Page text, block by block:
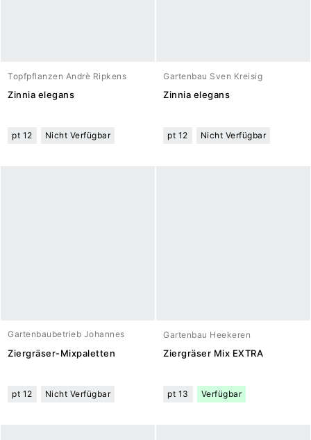
Topfpflanzen Andrè Ripkens
Zinnia elegans
pt 12 Nicht Verfügbar
Gartenbau Sven Kreisig
Zinnia elegans
pt 12 Nicht Verfügbar
Gartenbaubetrieb Johannes
Meuwesen
Ziergräser-Mixpaletten
pt 12 Nicht Verfügbar
Gartenbau Heekeren
Ziergräser Mix EXTRA
pt 13 Verfügbar